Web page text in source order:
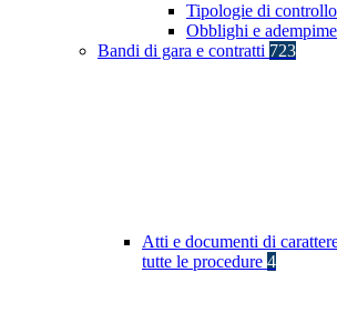
Tipologie di controllo
Obblighi e
Bandi di gara e contratti 723
Atti e documenti di
tutte le procedure 4